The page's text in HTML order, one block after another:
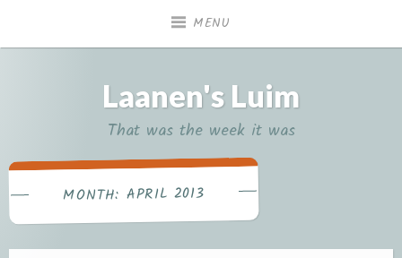
MENU
Laanen's Luim
That was the week it was
MONTH: APRIL 2013